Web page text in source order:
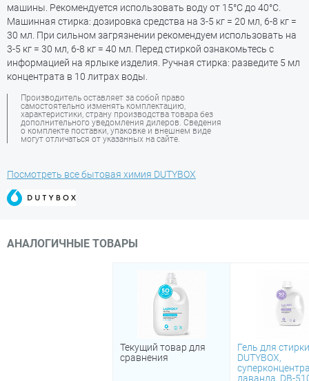
машины. Рекомендуется использовать воду от 15°С до 40°С.
Машинная стирка: дозировка средства на 3-5 кг = 20 мл, 6-8 кг =
30 мл. При сильном загрязнении рекомендуем использовать на
3-5 кг = 30 мл, 6-8 кг = 40 мл. Перед стиркой ознакомьтесь с
информацией на ярлыке изделия. Ручная стирка: разведите 5 мл
концентрата в 10 литрах воды.
Производитель оставляет за собой право
самостоятельно изменять комплектацию,
характеристики, страну производства товара без
дополнительного уведомления дилеров. Сведения
о комплекте поставки, упаковке и внешнем виде
могут отличаться от указанных на сайте.
Посмотреть все бытовая химия DUTYBOX
АНАЛОГИЧНЫЕ ТОВАРЫ
Текущий товар для
сравнения
Гель для
DUTYBOX,
лаванда, DB-